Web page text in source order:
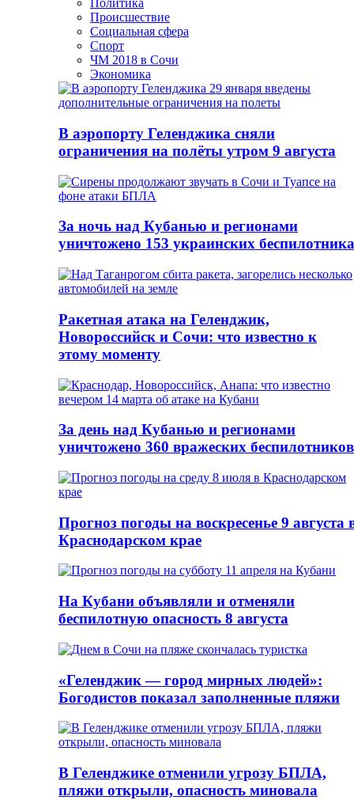
Политика
Происшествие
Социальная сфера
Спорт
ЧМ 2018 в Сочи
Экономика
В аэропорту Геленджика сняли
ограничения на полёты утром 9 августа
За ночь над Кубанью и регионами
уничтожено 153 украинских беспилотника
Ракетная атака на Геленджик,
Новороссийск и Сочи: что известно к
этому моменту
За день над Кубанью и регионами
уничтожено 360 вражеских беспилотников
Прогноз погоды на воскресенье 9 августа
Краснодарском крае
На Кубани объявляли и отменяли
беспилотную опасность 8 августа
«Геленджик — город мирных людей»:
Богодистов показал заполненные пляжи
В Геленджике отменили угрозу БПЛА,
пляжи открыли, опасность миновала